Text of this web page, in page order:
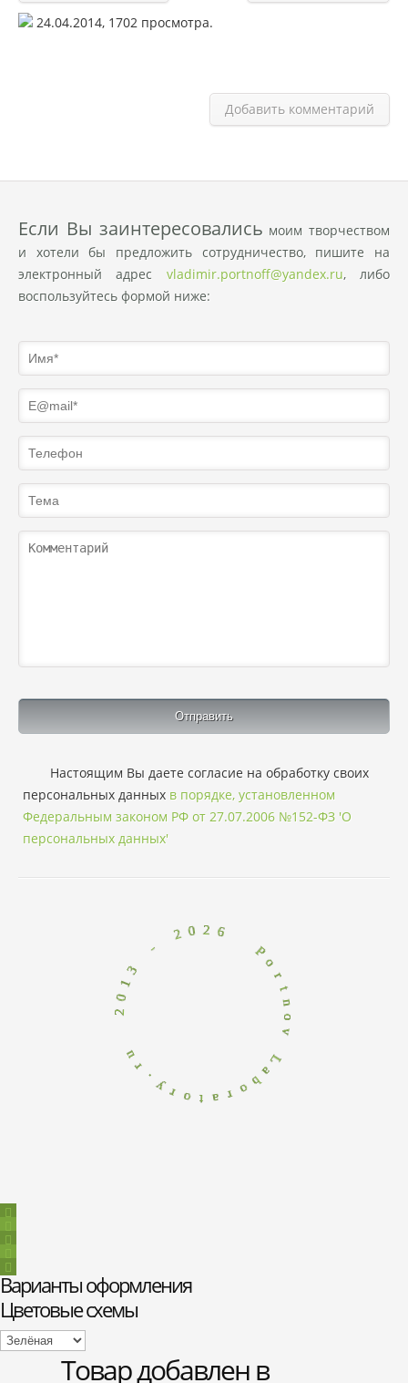
24.04.2014, 1702 просмотра.
Добавить комментарий
Eсли Вы заинтересовались моим творчеством
и хотели бы предложить сотрудничество, пишите на
электронный адрес vladimir.portnoff@yandex.ru, либо
воспользуйтесь формой ниже:
Настоящим Вы даете согласие на обработку своих
персональных данных в порядке, установленном
Федеральным законом РФ от 27.07.2006 №152-ФЗ 'О
персональных данных'
o
r
t
n
o
v
a
b
o
r
a
t
o
r
y
.
r
u
0
1
3
0 2 6
Варианты оформления
Цветовые схемы
Товар добавлен в